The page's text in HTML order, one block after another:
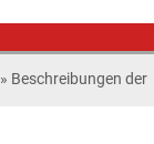
» Beschreibungen der